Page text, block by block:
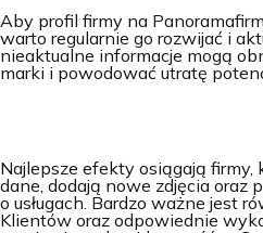
Aby profil firmy na
warto regularnie go rozwijać i
nieaktualne informacje mogą
marki i powodować utratę
Najlepsze efekty osiągają firmy,
dane, dodają nowe zdjęcia oraz
o usługach. Bardzo ważne jest
Klientów oraz odpowiednie